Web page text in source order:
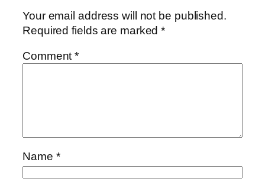
Your email address will not be published.
Required fields are marked*
Comment*
Name *